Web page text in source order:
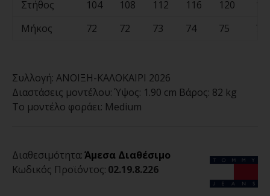
Στήθος
104 108 112 116 120
Μήκος
72 72 73 74 75 76
Συλλογή: ΑΝΟΙΞΗ-ΚΑΛΟΚΑΙΡΙ 2026
Διαστάσεις μοντέλου: Ύψος: 1.90 cm Βάρος: 82 kg
Το μοντέλο φοράει: Medium
Διαθεσιμότητα:Άμεσα Διαθέσιμο
Κωδικός Προϊόντος: 02.19.8.226